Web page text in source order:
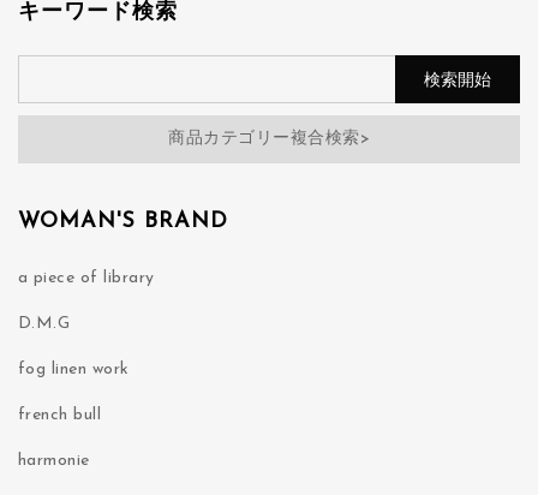
キーワード検索
商品カテゴリー複合検索>
WOMAN'S BRAND
a piece of library
D.M.G
fog linen work
french bull
harmonie